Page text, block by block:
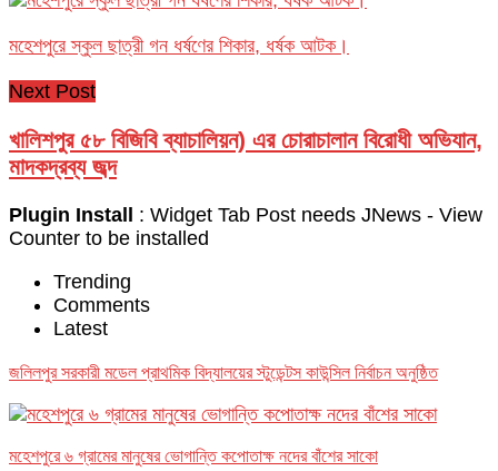
মহেশপুরে স্কুল ছাত্রী গন ধর্ষণের শিকার, ধর্ষক আটক।
Next Post
খালিশপুর ৫৮ বিজিবি ব্যাচালিয়ন) এর চোরাচালান বিরোধী অভিযান,
মাদকদ্রব্য জব্দ
Plugin Install : Widget Tab Post needs JNews - View
Counter to be installed
Trending
Comments
Latest
জলিলপুর সরকারী মডেল প্রাথমিক বিদ্যালয়ের স্টুডেন্টস কাউন্সিল নির্বাচন অনুষ্ঠিত
মহেশপুরে ৬ গ্রামের মানুষের ভোগান্তি কপোতাক্ষ নদের বাঁশের সাকো